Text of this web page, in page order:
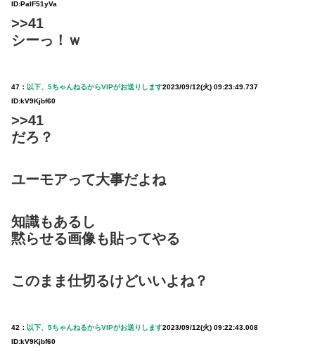
ID:PaIF51yVa
>>41
シーっ！ｗ
47： 以下、5ちゃんねるからVIPがお送りします2023/09/12(火) 09:23:49.737
ID:kV9Kjbf60
>>41
だろ？
ユーモアって大事だよね
知識もあるし
黙らせる画像も貼ってやる
このまま仕切るけどいいよね？
42： 以下、5ちゃんねるからVIPがお送りします2023/09/12(火) 09:22:43.008
ID:kV9Kjbf60